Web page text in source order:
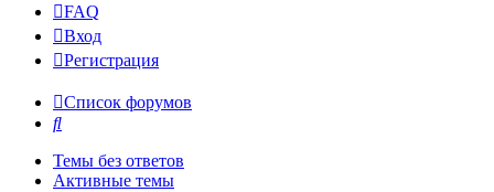
FAQ
Вход
Регистрация
Список форумов
Поиск
Темы без ответов
Активные темы